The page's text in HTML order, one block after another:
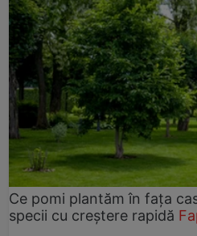
Ce pomi plantăm în fața
specii cu creștere rapidă